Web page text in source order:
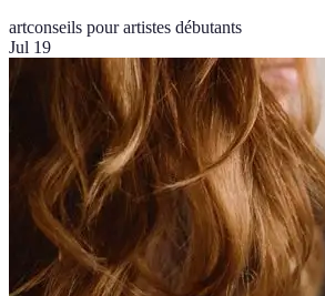
artconseils pour artistes débutants
Jul 19